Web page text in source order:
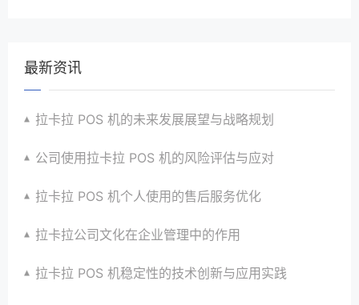
最新资讯
拉卡拉 POS 机的未来发展展望与战略规划
公司使用拉卡拉 POS 机的风险评估与应对
拉卡拉 POS 机个人使用的售后服务优化
拉卡拉公司文化在企业管理中的作用
拉卡拉 POS 机稳定性的技术创新与应用实践